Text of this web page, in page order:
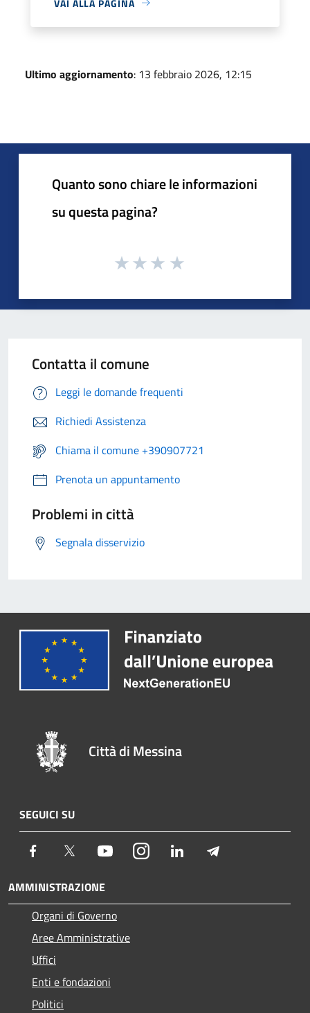
Ultimo aggiornamento: 13 febbraio 2026, 12:15
Quanto sono chiare le informazioni
su questa pagina?
Contatta il comune
Leggi le domande frequenti
Richiedi Assistenza
Chiama il comune +390907721
Prenota un appuntamento
Problemi in città
Segnala disservizio
Città di Messina
SEGUICI SU
Facebook Twitter YoutubeInstagram LinkedIn
AMMINISTRAZIONE
Organi di Governo
Aree Amministrative
Uffici
Enti e fondazioni
Politici